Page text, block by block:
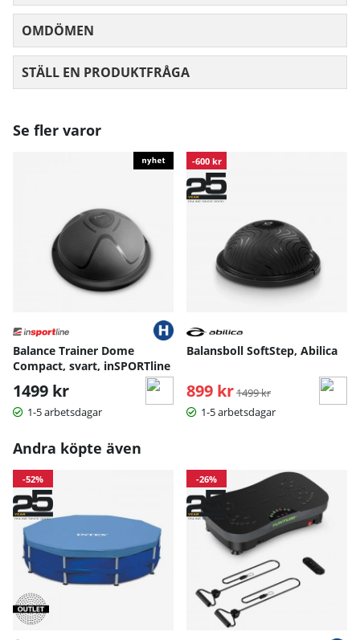
OMDÖMEN
STÄLL EN PRODUKTFRÅGA
Se fler varor
Balance Trainer Dome
Compact, svart, inSPORTline
1499 kr
1-5 arbetsdagar
-600 kr
Balansboll SoftStep, Abilica
899 kr Ordinarie pris:
1499 kr
1-5 arbetsdagar
Andra köpte även
-52% -26%